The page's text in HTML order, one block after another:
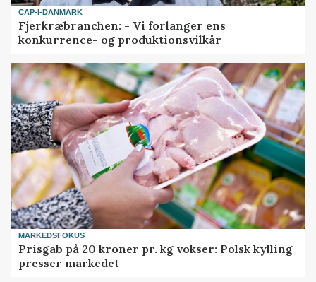
CAP-I-DANMARK
Fjerkræbranchen: - Vi forlanger ens
konkurrence- og produktionsvilkår
MARKEDSFOKUS
Prisgab på 20 kroner pr. kg vokser: Polsk kylling
presser markedet